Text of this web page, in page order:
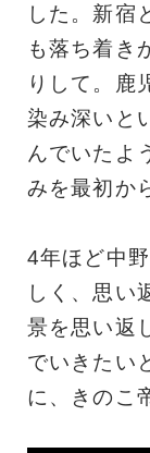
した。新宿
も落ち着き
りして。鹿
染み深いと
んでいたよ
みを最初か
4年ほど中
しく、思い
景を思い返
でいきたい
に、きのこ